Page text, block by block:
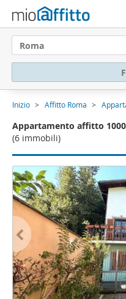
Roma
Inizio Affitto Roma
Appartamento affitto
(6 immobili)